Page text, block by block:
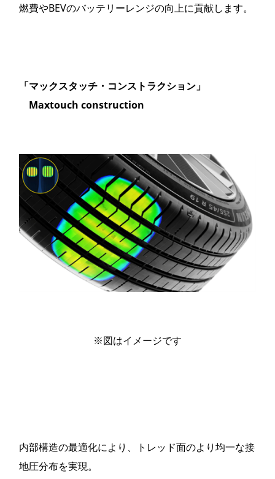
燃費やBEVのバッテリーレンジの向上に貢献します。
「マックスタッチ・コンストラクション」
Maxtouch construction
※図はイメージです
内部構造の最適化により、トレッド面のより均一な接
地圧分布を実現。